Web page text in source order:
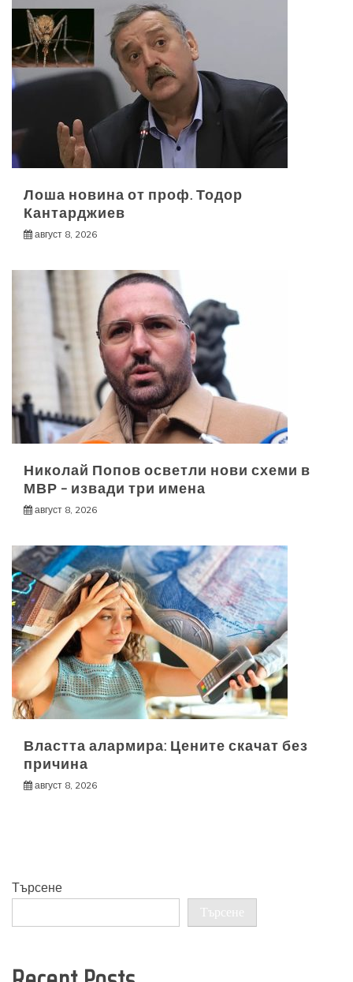
Лоша новина от проф. Тодор
Кантарджиев
август 8, 2026
Николай Попов осветли нови схеми в
МВР – извади три имена
август 8, 2026
Властта алармира: Цените скачат без
причина
август 8, 2026
Търсене
Търсене